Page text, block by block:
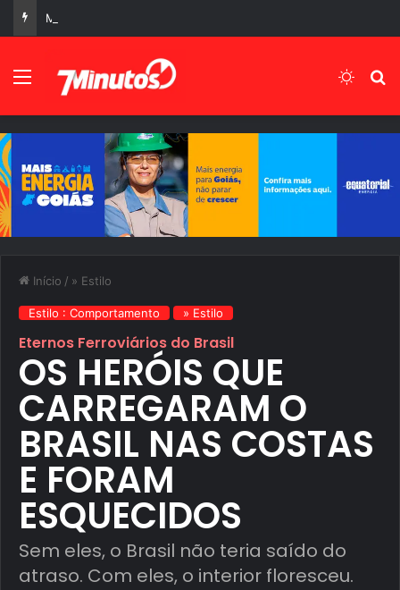
Manchetes do Dia 05 de Agosto de 2026, Quarta-Feira
Menu
Início / » Estilo
Estilo : Comportamento » Estilo
Eternos Ferroviários do Brasil
OS HERÓIS QUE
CARREGARAM O
BRASIL NAS COSTAS
E FORAM
ESQUECIDOS
Sem eles, o Brasil não teria saído do
atraso. Com eles, o interior floresceu.